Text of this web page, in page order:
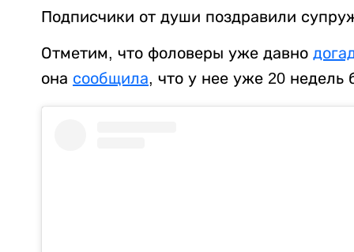
Подписчики от души поздравили
Отметим, что фоловеры уже давно
она сообщила, что у нее уже 20 недель